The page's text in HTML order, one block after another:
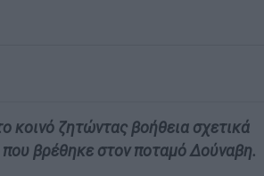
κοινό ζητώντας βοήθεια σχετικά
βρέθηκε στον ποταμό Δούναβη.